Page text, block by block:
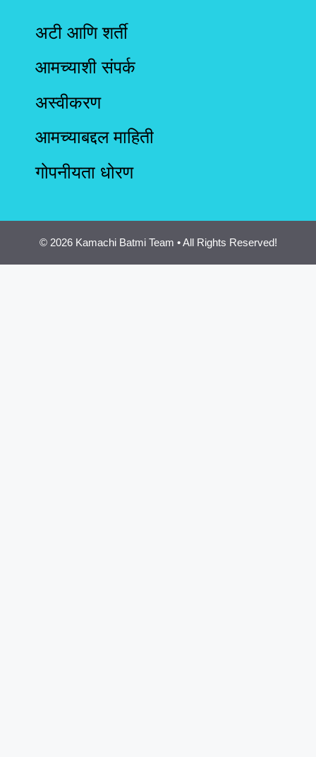
अटी आणि शर्ती
आमच्याशी संपर्क
अस्वीकरण
आमच्याबद्दल माहिती
गोपनीयता धोरण
© 2026 Kamachi Batmi Team • All Rights Reserved!